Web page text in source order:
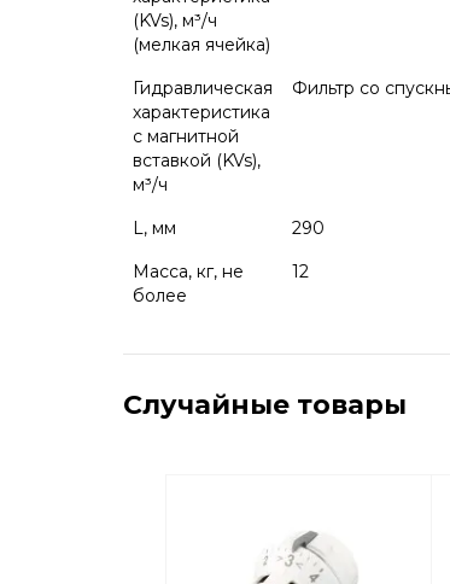
(KVs), м³/ч
(мелкая ячейка)
Гидравлическая
характеристика
с магнитной
вставкой (KVs),
м³/ч
Фильтр со
L, мм
290
Масса, кг, не
более
12
Случайные товары